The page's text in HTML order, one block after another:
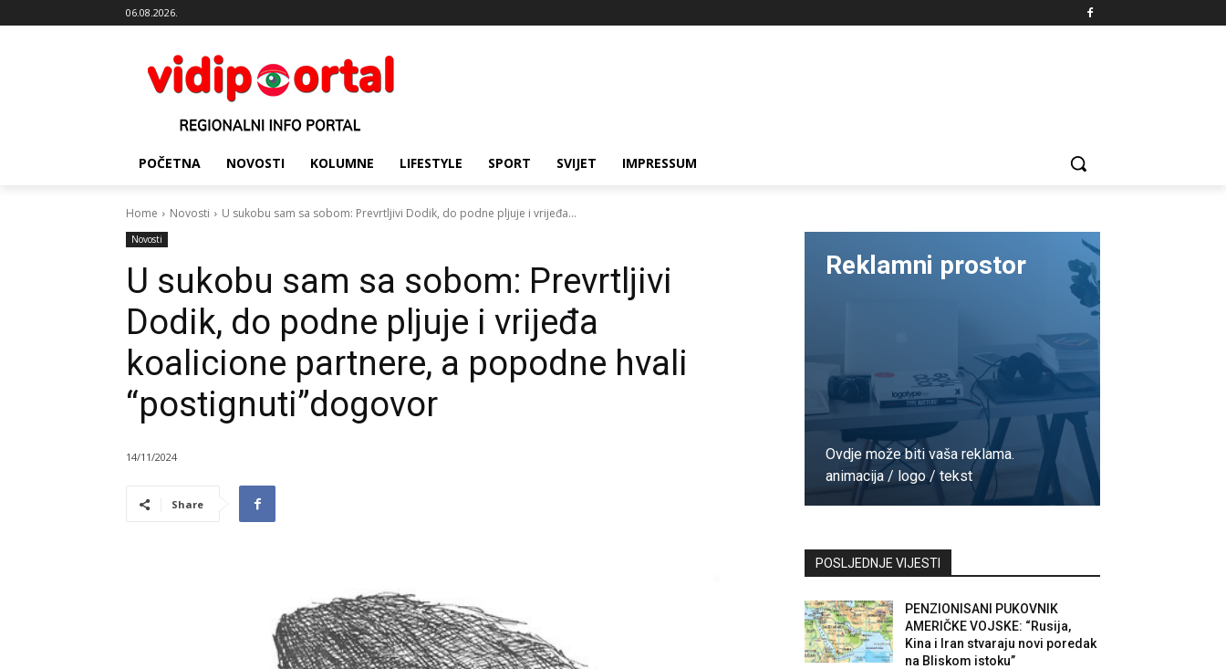
06.08.2026.
POČETNA NOVOSTI KOLUMNE LIFESTYLE SPORT SVIJET IMPRESSUM
Home Novosti U sukobu sam sa sobom: Prevrtljivi Dodik, do podne pljuje i vrijeđa...
Novosti
U sukobu sam sa sobom: Prevrtljivi
Dodik, do podne pljuje i vrijeđa
koalicione partnere, a popodne hvali
“postignuti”dogovor
14/11/2024
Share
Reklamni prostor
Ovdje može biti vaša reklama.
animacija / logo / tekst
POSLJEDNJE VIJESTI
PENZIONISANI PUKOVNIK
AMERIČKE VOJSKE: “Rusija,
Kina i Iran stvaraju novi poredak
na Bliskom istoku”